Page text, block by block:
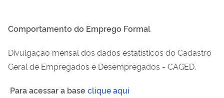
Comportamento do Emprego Formal
Divulgação mensal dos dados estatísticos do Cadastro
Geral de Empregados e Desempregados - CAGED.
Para acessar a base clique aqui